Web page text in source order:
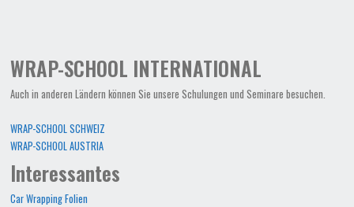
WRAP-SCHOOL INTERNATIONAL
Auch in anderen Ländern können Sie unsere Schulungen und Seminare besuchen.
WRAP-SCHOOL SCHWEIZ
WRAP-SCHOOL AUSTRIA
Interessantes
Car Wrapping Folien